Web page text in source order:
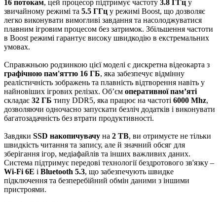
16 потокам, цей процесор підтримує частоту 3.8 ГГц у
звичайному режимі та 5.5 ГГц у режимі Boost, що дозволяє
легко виконувати вимогливі завдання та насолоджуватися
плавним ігровим процесом без затримок. Збільшення частоти
в Boost режимі гарантує високу швидкодію в екстремальних
умовах.
Справжньою родзинкою цієї моделі є дискретна відеокарта з
графічною пам'яттю 16 ГБ, яка забезпечує відмінну
реалістичність зображень та плавність відтворення навіть у
найновіших ігрових релізах. Об’єм оперативної пам’яті
складає 32 ГБ типу DDR5, яка працює на частоті 6000 Mhz,
дозволяючи одночасно запускати безліч додатків і виконувати
багатозадачність без втрати продуктивності.
Завдяки SSD накопичувачу на 2 TB, ви отримуєте не тільки
швидкість читання та запису, але й значний обсяг для
зберігання ігор, медіафайлів та інших важливих даних.
Система підтримує передові технології бездротового зв'язку –
Wi-Fi 6E і Bluetooth 5.3, що забезпечують швидке
підключення та безперебійний обмін даними з іншими
пристроями.